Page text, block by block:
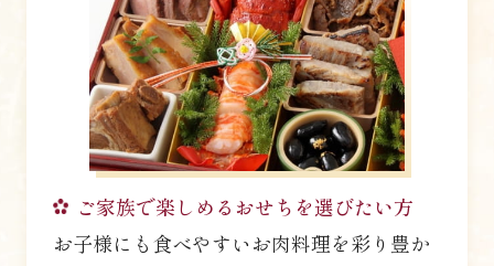
ご家族で楽しめるおせちを選びたい方
お子様にも食べやすいお肉料理を彩り豊か